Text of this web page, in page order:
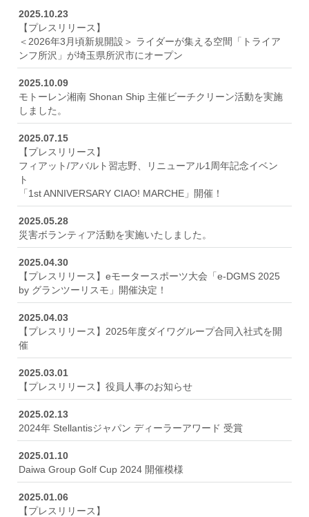
RECRUIT
採用情報
新卒採用情報
自動車整備士新卒採用情報
お問い合わせ
ニュース一覧
カスタマーハラスメント基本方針
FD宣言（顧客本位の業務運営方針）
サイトのご利用にあたって
DG motorsport
e-DGmotorsports
株式会社ダイワグループ
〒182-0024
TEL. 042-440-2111
お問い合わせはコチラ
2025.10.23
【プレスリリース】
＜2026年3月頃新規開設＞ ライダーが集える空間「トライア
ンフ所沢」が埼玉県所沢市にオープン
2025.10.09
モトーレン湘南 Shonan Ship 主催ビーチクリーン活動を実施
しました。
2025.07.15
【プレスリリース】
フィアット/アバルト習志野、リニューアル1周年記念イベン
ト
「1st ANNIVERSARY CIAO! MARCHE」開催！
2025.05.28
災害ボランティア活動を実施いたしました。
2025.04.30
【プレスリリース】eモータースポーツ大会「e-DGMS 2025
by グランツーリスモ」開催決定！
2025.04.03
【プレスリリース】2025年度ダイワグループ合同入社式を開
催
2025.03.01
【プレスリリース】役員人事のお知らせ
2025.02.13
2024年 Stellantisジャパン ディーラーアワード 受賞
2025.01.10
Daiwa Group Golf Cup 2024 開催模様
2025.01.06
【プレスリリース】